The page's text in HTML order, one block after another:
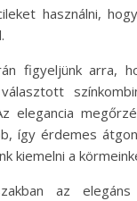
használni,
figyeljünk arra,
elegancia
így érdemes
kiemelni a
az